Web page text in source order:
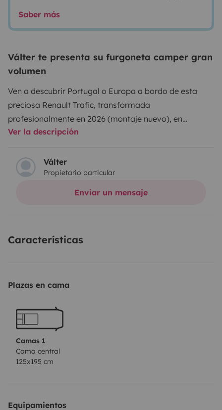
Saber más
Válter te presenta su furgoneta camper gran
volumen
Ven a descubrir Portugal o Europa a bordo de esta
preciosa Renault Trafic, transformada
profesionalmente en 2026 (montaje nuevo), en
excelente estado y fácil de conducir, que te permitirá
cómoda.
- Linternas;
Ver la descripción
Válter
Propietario particular
Enviar un mensaje
Características
Plazas en cama
Camas 1
Cama central
125x195 cm
Equipamientos